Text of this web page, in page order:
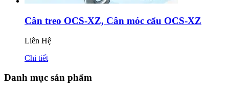
Cân treo OCS-XZ, Cân móc cẩu OCS-XZ
Liên Hệ
Chi tiết
Danh mục sản phẩm